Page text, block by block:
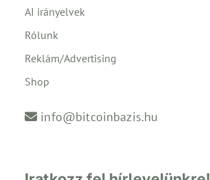
AI irányelvek
Rólunk
Reklám/Advertising
Shop
info@bitcoinbazis.hu